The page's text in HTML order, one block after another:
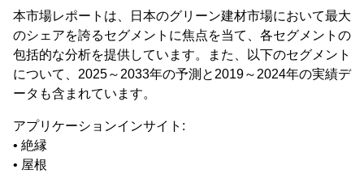
本市場レポートは、日本のグリーン建材市場において最大
のシェアを誇るセグメントに焦点を当て、各セグメントの
包括的な分析を提供しています。また、以下のセグメント
について、2025～2033年の予測と2019～2024年の実績デ
ータも含まれています。
アプリケーションインサイト:
• 絶縁
• 屋根